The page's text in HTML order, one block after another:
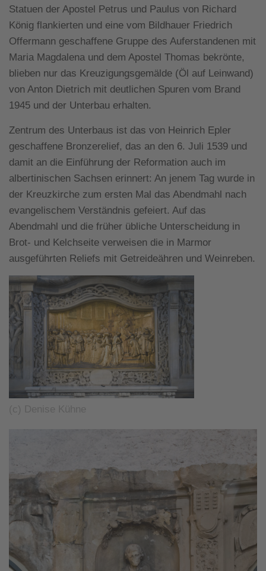
Statuen der Apostel Petrus und Paulus von Richard
König flankierten und eine vom Bildhauer Friedrich
Offermann geschaffene Gruppe des Auferstandenen mit
Maria Magdalena und dem Apostel Thomas bekrönte,
blieben nur das Kreuzigungsgemälde (Öl auf Leinwand)
von Anton Dietrich mit deutlichen Spuren vom Brand
1945 und der Unterbau erhalten.
Zentrum des Unterbaus ist das von Heinrich Epler
geschaffene Bronzerelief, das an den 6. Juli 1539 und
damit an die Einführung der Reformation auch im
albertinischen Sachsen erinnert: An jenem Tag wurde in
der Kreuzkirche zum ersten Mal das Abendmahl nach
evangelischem Verständnis gefeiert. Auf das
Abendmahl und die früher übliche Unterscheidung in
Brot- und Kelchseite verweisen die in Marmor
ausgeführten Reliefs mit Getreideähren und Weinreben.